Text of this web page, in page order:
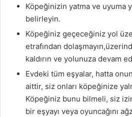
Köpeğinizin yatma ve uyuma
belirleyin.
Köpeğiniz geçeceğiniz yol
etrafından
kaldırın ve yolunuza devam
Evdeki tüm eşyalar, hatta
aittir, siz onları köpeğinize
Köpeğiniz bunu bilmeli, siz
bir eşyayı veya oyuncağını